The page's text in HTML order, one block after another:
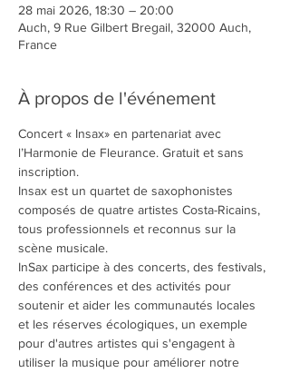
28 mai 2026, 18:30 – 20:00
Auch, 9 Rue Gilbert Bregail, 32000 Auch,
France
À propos de l'événement
Concert « Insax» en partenariat avec
l’Harmonie de Fleurance. Gratuit et sans
inscription.
Insax est un quartet de saxophonistes
composés de quatre artistes Costa-Ricains,
tous professionnels et reconnus sur la
scène musicale.
InSax participe à des concerts, des festivals,
des conférences et des activités pour
soutenir et aider les communautés locales
et les réserves écologiques, un exemple
pour d'autres artistes qui s'engagent à
utiliser la musique pour améliorer notre